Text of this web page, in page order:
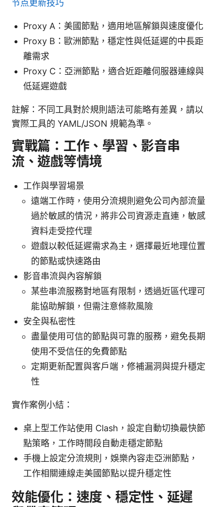
节点更新技巧
Proxy A：美國節點，適用地區解鎖與速度優化
Proxy B：歐洲節點，穩定性與低延遲的中長距
離需求
Proxy C：亞洲節點，適合近距離伺服器連線與
低延遲遊戲
註解：不同工具對於規則語法可能略有差異，請以
實際工具的 YAML/JSON 規範為準。
實戰篇：工作、學習、影音串
流、遊戲等情境
工作與學習場景
遠端工作時，使用分流規則避免公司內部流量
過於敏感的情況，將非公司資源走直連，敏感
資料走受控代理
遊戲以較低延遲需求為主，選擇最近地理位置
的節點或快速路由
影音串流與內容解鎖
某些串流服務對地區有限制，透過近區代理可
能協助解鎖，但需注意條款風險
安全與私密性
盡量使用可信的節點與可靠的服務，避免長期
使用不受信任的免費節點
定期更新配置與客戶端，修補漏洞與提升穩定
性
實作案例小結：
桌上型工作站使用 Clash，設定自動切換最快節
點策略，工作時間段自動走穩定節點
手機上設定分流規則，娛樂內容走亞洲節點，
工作相關連線走美國節點以提升穩定性
效能優化：速度、穩定性、延遲